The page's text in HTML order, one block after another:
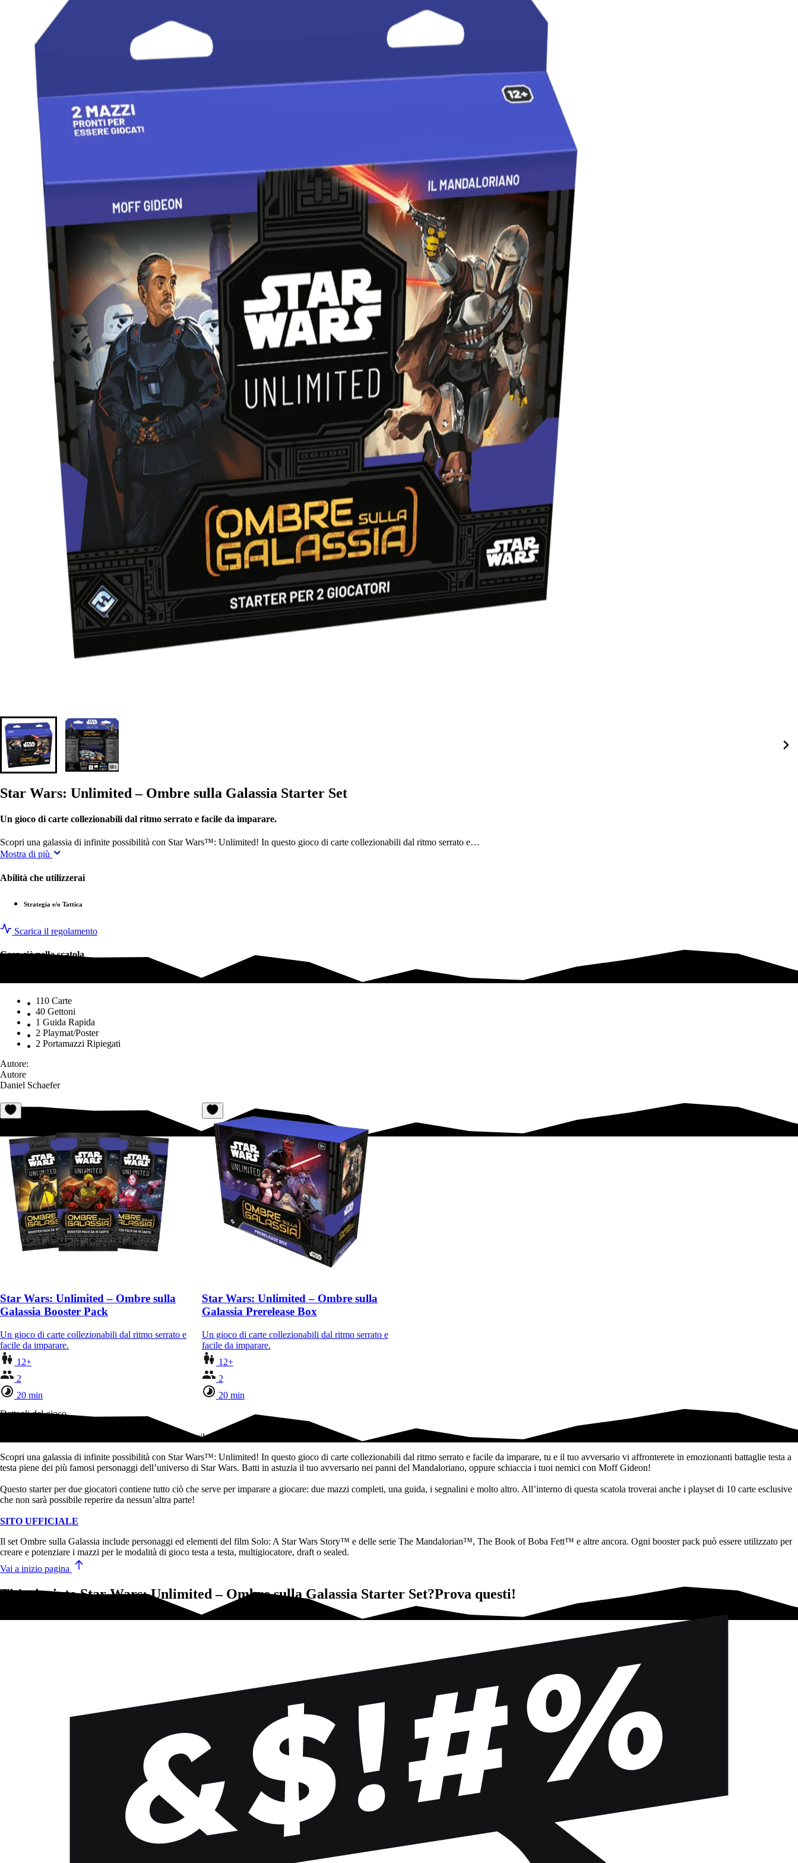
Star Wars: Unlimited – Ombre sulla Galassia Starter Set
Un gioco di carte collezionabili dal ritmo serrato e facile da imparare.
Scopri una galassia di infinite possibilità con Star Wars™: Unlimited! In questo gioco di carte collezionabili dal ritmo serrato e…
Mostra di più
Abilità che utilizzerai
Strategia e/o Tattica
Scarica il regolamento
Cosa c'è nella scatola
110 Carte
40 Gettoni
1 Guida Rapida
2 Playmat/Poster
2 Portamazzi Ripiegati
Autore:
Autore
Daniel Schaefer
Star Wars: Unlimited – Ombre sulla
Galassia Booster Pack
Un gioco di carte collezionabili dal ritmo serrato e
facile da imparare.
12+
2
20 min
Star Wars: Unlimited – Ombre sulla
Galassia Prerelease Box
Un gioco di carte collezionabili dal ritmo serrato e
facile da imparare.
12+
2
20 min
Dettagli del gioco
Un gioco di carte collezionabili dal ritmo serrato e facile da imparare.
Scopri una galassia di infinite possibilità con Star Wars™: Unlimited! In questo gioco di carte collezionabili dal ritmo serrato e facile da imparare, tu e il tuo avversario vi affronterete in emozionanti battaglie testa a
testa piene dei più famosi personaggi dell’universo di Star Wars. Batti in astuzia il tuo avversario nei panni del Mandaloriano, oppure schiaccia i tuoi nemici con Moff Gideon!
Questo starter per due giocatori contiene tutto ciò che serve per imparare a giocare: due mazzi completi, una guida, i segnalini e molto altro. All’interno di questa scatola troverai anche i playset di 10 carte esclusive
che non sarà possibile reperire da nessun’altra parte!
SITO UFFICIALE
Il set Ombre sulla Galassia include personaggi ed elementi del film Solo: A Star Wars Story™ e delle serie The Mandalorian™, The Book of Boba Fett™ e altre ancora. Ogni booster pack può essere utilizzato per
creare e potenziare i mazzi per le modalità di gioco testa a testa, multigiocatore, draft o sealed.
Vai a inizio pagina
Ti è piaciuto Star Wars: Unlimited – Ombre sulla Galassia Starter Set?Prova questi!